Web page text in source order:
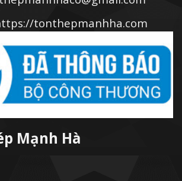
tonthepmanhha.com
Mạnh Hà